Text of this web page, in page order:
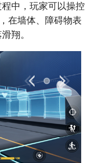
中，玩家可以操控
在墙体、障碍物表
翔。